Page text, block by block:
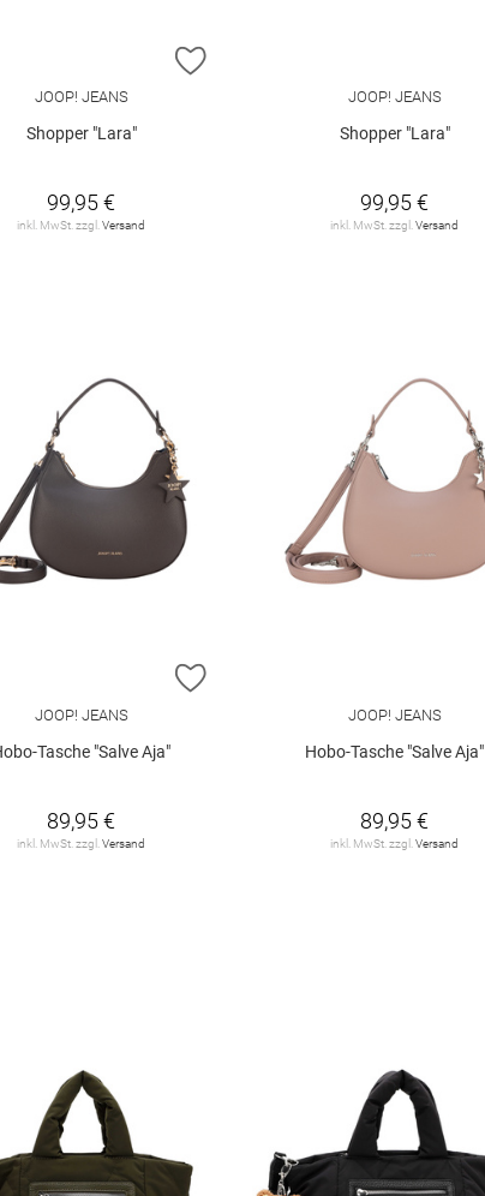
HINZUFÜGEN ZUR WUNSCHLISTE HINZUFÜGEN
JOOP! JEANS
Shopper "Lara"
99,95 €
inkl. MwSt. zzgl.Versand
JOOP! JEANS
Shopper "Lara"
99,95 €
inkl. MwSt. zzgl.Versand
HINZUFÜGEN ZUR WUNSCHLISTE HINZUFÜGEN
JOOP! JEANS
Tasche "Salve Aja"
89,95 €
inkl. MwSt. zzgl.Versand
JOOP! JEANS
Hobo-Tasche "Salve Aja"
89,95 €
inkl. MwSt. zzgl.Versand